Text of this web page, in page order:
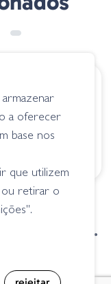
Dark
- 02 Haze
reclamações
a oferecer
base nos
que utilizem
ou retirar o